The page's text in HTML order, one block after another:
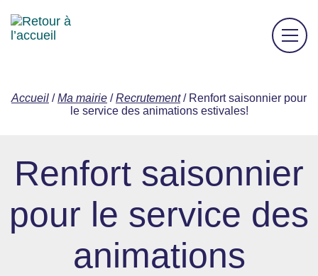
Accueil /Ma mairie /Recrutement/ Renfort saisonnier pour
le service des animations estivales!
Renfort saisonnier
pour le service des
animations